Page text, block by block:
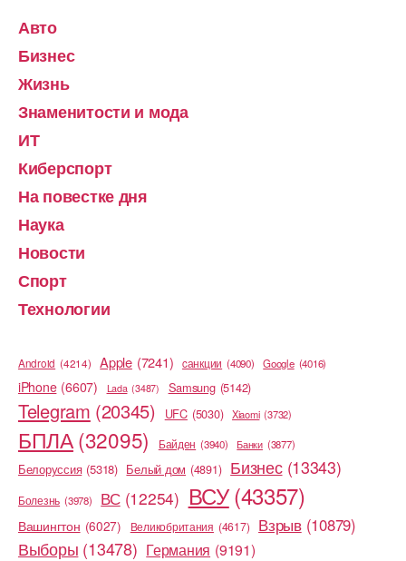
Авто
Бизнес
Жизнь
Знаменитости и мода
ИТ
Киберспорт
На повестке дня
Наука
Новости
Спорт
Технологии
Android (4214) Apple (7241) cанкции (4090) Google (4016)
iPhone (6607) Lada (3487) Samsung (5142)
Telegram (20345) UFC (5030) Xiaomi (3732)
БПЛА(32095) Байден (3940) Банки (3877)
Белоруссия (5318) Белый дом (4891) Бизнес (13343)
Болезнь (3978) ВС (12254) ВСУ(43357)
Вашингтон (6027) Великобритания (4617) Взрыв (10879)
Выборы (13478) Германия (9191)